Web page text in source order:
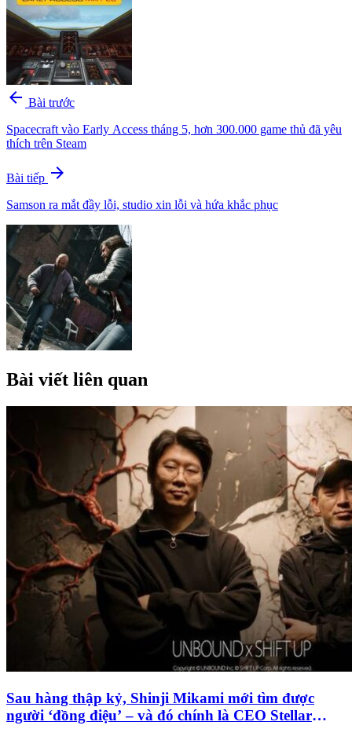
arrow_back Bài trước
Spacecraft vào Early Access tháng 5, hơn 300.000 game thủ đã yêu
thích trên Steam
Bài tiếp arrow_forward
Samson ra mắt đầy lỗi, studio xin lỗi và hứa khắc phục
Bài viết liên quan
Sau hàng thập kỷ, Shinji Mikami mới tìm được
người ‘đồng điệu’ – và đó chính là CEO Stellar